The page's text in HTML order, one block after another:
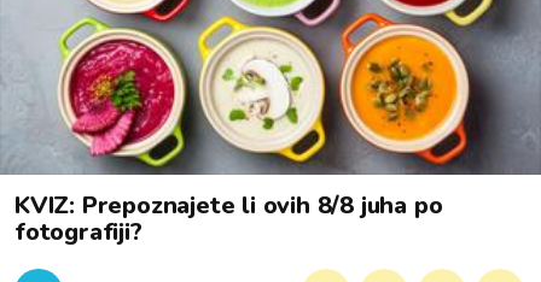
KVIZ: Prepoznajete li ovih 8/8 juha po
fotografiji?